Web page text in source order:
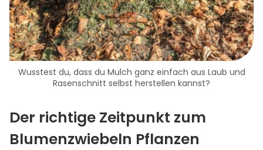
Wusstest du, dass du Mulch ganz einfach aus Laub und
Rasenschnitt selbst herstellen kannst?
Der richtige Zeitpunkt zum
Blumenzwiebeln Pflanzen